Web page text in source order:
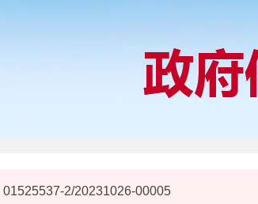
01525537-2/20231026-00005